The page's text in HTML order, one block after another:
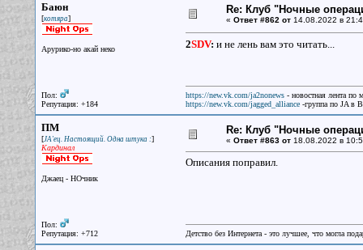
Баюн
[котяра]
Арурико-но акай неко
Пол:
Репутация: +184
Re: Клуб "Ночные
« Ответ #862 от14.08.2022 в
2SDV: и не лень вам это читать...
https://new.vk.com/ja2nonews- новостная лента по
https://new.vk.com/jagged_alliance-группа по JA в
ПМ
[JA'ец. Настоящий. Одна штука :]
Кардинал
Джаец - НОчник
Пол:
Репутация: +712
Re: Клуб "Ночные
« Ответ #863 от18.08.2022 в
Описания поправил.
Детство без Интернета - это лучшее, что могла